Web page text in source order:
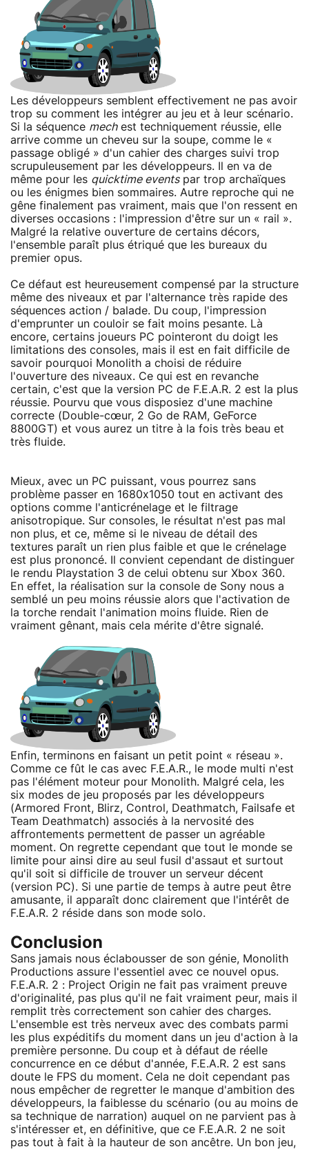
Les développeurs semblent effectivement ne pas avoir
trop su comment les intégrer au jeu et à leur scénario.
Si la séquence mechest techniquement réussie, elle
arrive comme un cheveu sur la soupe, comme le «
passage obligé » d'un cahier des charges suivi trop
scrupuleusement par les développeurs. Il en va de
même pour les quicktime eventspar trop archaïques
ou les énigmes bien sommaires. Autre reproche qui ne
gêne finalement pas vraiment, mais que l'on ressent en
diverses occasions : l'impression d'être sur un « rail ».
Malgré la relative ouverture de certains décors,
l'ensemble paraît plus étriqué que les bureaux du
premier opus.
Ce défaut est heureusement compensé par la structure
même des niveaux et par l'alternance très rapide des
séquences action / balade. Du coup, l'impression
d'emprunter un couloir se fait moins pesante. Là
encore, certains joueurs PC pointeront du doigt les
limitations des consoles, mais il est en fait difficile de
savoir pourquoi Monolith a choisi de réduire
l'ouverture des niveaux. Ce qui est en revanche
certain, c'est que la version PC de F.E.A.R. 2 est la plus
réussie. Pourvu que vous disposiez d'une machine
correcte (Double-cœur, 2 Go de RAM, GeForce
8800GT) et vous aurez un titre à la fois très beau et
très fluide.
Mieux, avec un PC puissant, vous pourrez sans
problème passer en 1680x1050 tout en activant des
options comme l'anticrénelage et le filtrage
anisotropique. Sur consoles, le résultat n'est pas mal
non plus, et ce, même si le niveau de détail des
textures paraît un rien plus faible et que le crénelage
est plus prononcé. Il convient cependant de distinguer
le rendu Playstation 3 de celui obtenu sur Xbox 360.
En effet, la réalisation sur la console de Sony nous a
semblé un peu moins réussie alors que l'activation de
la torche rendait l'animation moins fluide. Rien de
vraiment gênant, mais cela mérite d'être signalé.
Enfin, terminons en faisant un petit point « réseau ».
Comme ce fût le cas avec F.E.A.R., le mode multi n'est
pas l'élément moteur pour Monolith. Malgré cela, les
six modes de jeu proposés par les développeurs
(Armored Front, Blirz, Control, Deathmatch, Failsafe et
Team Deathmatch) associés à la nervosité des
affrontements permettent de passer un agréable
moment. On regrette cependant que tout le monde se
limite pour ainsi dire au seul fusil d'assaut et surtout
qu'il soit si difficile de trouver un serveur décent
(version PC). Si une partie de temps à autre peut être
amusante, il apparaît donc clairement que l'intérêt de
F.E.A.R. 2 réside dans son mode solo.
Conclusion
Sans jamais nous éclabousser de son génie, Monolith
Productions assure l'essentiel avec ce nouvel opus.
F.E.A.R. 2 : Project Origin ne fait pas vraiment preuve
d'originalité, pas plus qu'il ne fait vraiment peur, mais il
remplit très correctement son cahier des charges.
L'ensemble est très nerveux avec des combats parmi
les plus expéditifs du moment dans un jeu d'action à la
première personne. Du coup et à défaut de réelle
concurrence en ce début d'année, F.E.A.R. 2 est sans
doute le FPS du moment. Cela ne doit cependant pas
nous empêcher de regretter le manque d'ambition des
développeurs, la faiblesse du scénario (ou au moins de
sa technique de narration) auquel on ne parvient pas à
s'intéresser et, en définitive, que ce F.E.A.R. 2 ne soit
pas tout à fait à la hauteur de son ancêtre. Un bon jeu,